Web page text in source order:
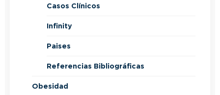
Casos Clínicos
Infinity
Paises
Referencias Bibliográficas
Obesidad